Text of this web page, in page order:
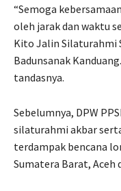
“Semoga
oleh jarak dan waktu
Kito Jalin Silaturahmi
Badunsanak
tandasnya.
Sebelumnya, DPW
silaturahmi akbar
terdampak bencana
Sumatera Barat, Aceh